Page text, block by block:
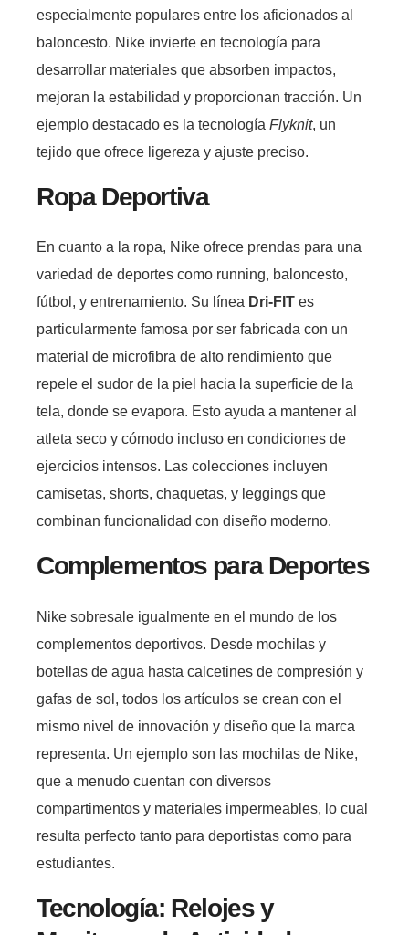
especialmente populares entre los aficionados al
baloncesto. Nike invierte en tecnología para
desarrollar materiales que absorben impactos,
mejoran la estabilidad y proporcionan tracción. Un
ejemplo destacado es la tecnología Flyknit, un
tejido que ofrece ligereza y ajuste preciso.
Ropa Deportiva
En cuanto a la ropa, Nike ofrece prendas para una
variedad de deportes como running, baloncesto,
fútbol, y entrenamiento. Su línea Dri-FIT es
particularmente famosa por ser fabricada con un
material de microfibra de alto rendimiento que
repele el sudor de la piel hacia la superficie de la
tela, donde se evapora. Esto ayuda a mantener al
atleta seco y cómodo incluso en condiciones de
ejercicios intensos. Las colecciones incluyen
camisetas, shorts, chaquetas, y leggings que
combinan funcionalidad con diseño moderno.
Complementos para Deportes
Nike sobresale igualmente en el mundo de los
complementos deportivos. Desde mochilas y
botellas de agua hasta calcetines de compresión y
gafas de sol, todos los artículos se crean con el
mismo nivel de innovación y diseño que la marca
representa. Un ejemplo son las mochilas de Nike,
que a menudo cuentan con diversos
compartimentos y materiales impermeables, lo cual
resulta perfecto tanto para deportistas como para
estudiantes.
Tecnología: Relojes y